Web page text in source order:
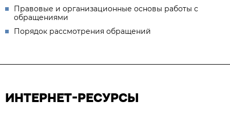
Правовые и организационные основы работы с
обращениями
Порядок рассмотрения обращений
ИНТЕРНЕТ-РЕСУРСЫ